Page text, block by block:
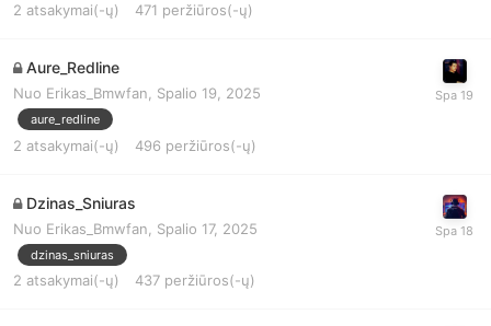
2 atsakymai(-ų) 471 peržiūros(-ų)
Aure_Redline
Nuo Erikas_Bmwfan, Spalio 19, 2025
aure_redline
2 atsakymai(-ų) 496 peržiūros(-ų)
Dzinas_Sniuras
Nuo Erikas_Bmwfan Spalio 17, 2025
dzinas_sniuras
2 atsakymai(-ų) 437 peržiūros(-ų)